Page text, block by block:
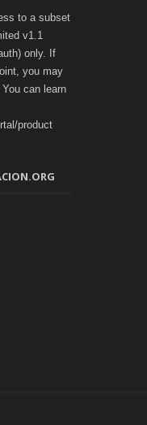
to a subset
v1.1
only. If
you may
can learn
product